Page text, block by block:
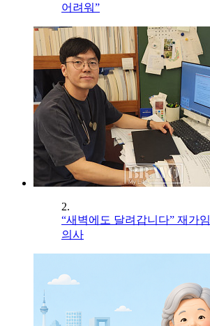
어려워”
2.
“새벽에도 달려갑니다” 재가
의사